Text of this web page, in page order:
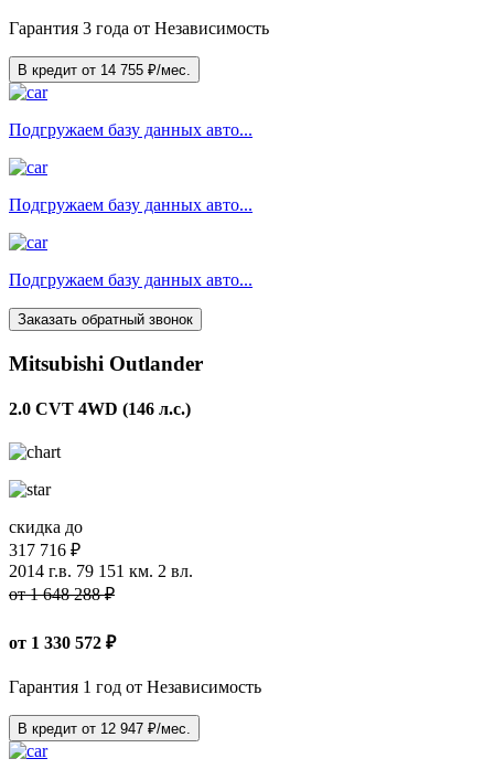
Гарантия 3 года от Независимость
В кредит от 14 755 ₽/мес.
Подгружаем базу данных авто...
Подгружаем базу данных авто...
Подгружаем базу данных авто...
Заказать обратный звонок
Mitsubishi Outlander
2.0 CVT 4WD (146 л.с.)
скидка до
317 716 ₽
2014 г.в. 79 151 км. 2 вл.
от 1 648 288 ₽
от 1 330 572 ₽
Гарантия 1 год от Независимость
В кредит от 12 947 ₽/мес.